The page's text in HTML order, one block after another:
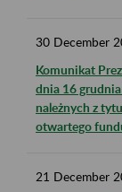
30 December
Komunikat
dnia 16
należnych z
otwartego
21 December